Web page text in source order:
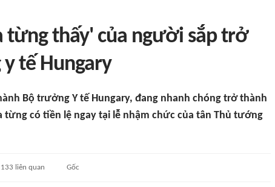
từng thấy' của người sắp trở
tế Hungary
Bộ trưởng Y tế Hungary, đang nhanh chóng trở thành
có tiền lệ ngay tại lễ nhậm chức của tân Thủ tướng
133 liên quan Gốc